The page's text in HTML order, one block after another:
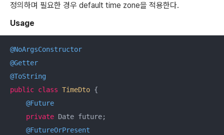
정의하며 필요한 경우 default time zone을 적용한다.
Usage
@NoArgsConstructor
@Getter
@ToString
public class TimeDto {
@Future
private Date future;
@FutureOrPresent